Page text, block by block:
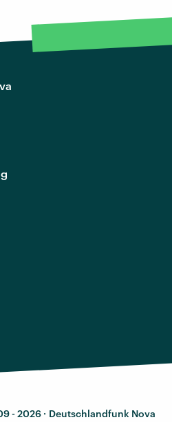
- 2026 · Deutschlandfunk Nova